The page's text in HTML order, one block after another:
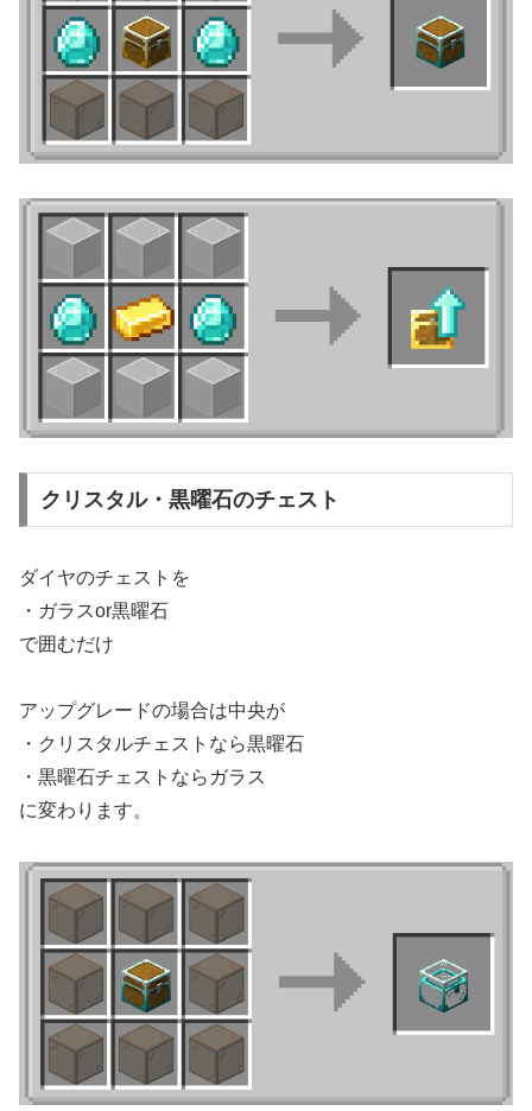
クリスタル・黒曜石のチェスト
ダイヤのチェストを
・ガラスor黒曜石
で囲むだけ
アップグレードの場合は中央が
・クリスタルチェストなら黒曜石
・黒曜石チェストならガラス
に変わります。